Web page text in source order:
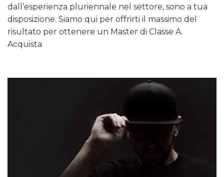
dall’esperienza pluriennale nel settore, sono a tua
disposizione. Siamo qui per offrirti il massimo del
risultato per ottenere un Master di Classe A.
Acquista